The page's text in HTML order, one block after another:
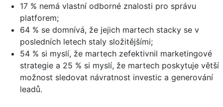
17 % nemá vlastní odborné znalosti pro správu
platforem;
64 % se domnívá, že jejich martech stacky se v
posledních letech staly složitějšími;
54 % si myslí, že martech zefektivnil marketingové
strategie a 25 % si myslí, že martech poskytuje větší
možnost sledovat návratnost investic a generování
leadů.